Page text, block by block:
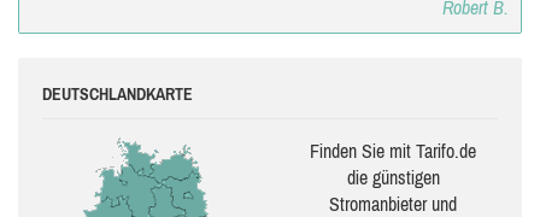
Robert B.
DEUTSCHLANDKARTE
Finden Sie mit Tarifo.de
die güns­ti­gen
Stromanbieter und